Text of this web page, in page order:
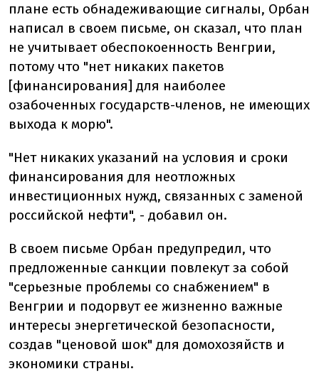
плане есть обнадеживающие сигналы, Орбан
написал в своем письме, он сказал, что план
не учитывает обеспокоенность Венгрии,
потому что "нет никаких пакетов
[финансирования] для наиболее
озабоченных государств-членов, не имеющих
выхода к морю".
"Нет никаких указаний на условия и сроки
финансирования для неотложных
инвестиционных нужд, связанных с заменой
российской нефти", - добавил он.
В своем письме Орбан предупредил, что
предложенные санкции повлекут за собой
"серьезные проблемы со снабжением" в
Венгрии и подорвут ее жизненно важные
интересы энергетической безопасности,
создав "ценовой шок" для домохозяйств и
экономики страны.